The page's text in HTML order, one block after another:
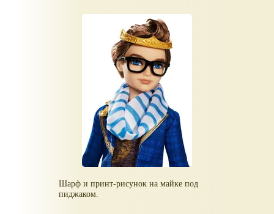
Шарф и принт-рисунок на майке под
пиджаком.